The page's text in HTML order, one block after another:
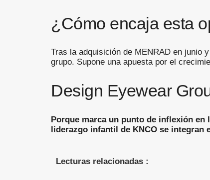
¿Cómo encaja esta
Tras la adquisición de MENRAD en junio
grupo. Supone una apuesta por el
Design Eyewear
Porque marca un punto de inflexión
liderazgo infantil de KNCO se integran
Lecturas relacionadas :